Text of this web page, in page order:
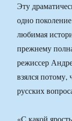
Эту
одно
любимая
прежнему
режиссер
взялся потому,
русских